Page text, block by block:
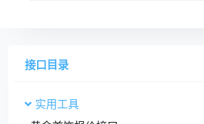
}
接口目录
实用工具